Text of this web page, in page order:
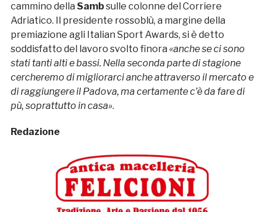
cammino della Sambsulle colonne del Corriere
Adriatico. Il presidente rossoblù, a margine della
premiazione agli Italian Sport Awards, si è detto
soddisfatto del lavoro svolto finora «anche se ci sono
stati tanti alti e bassi. Nella seconda parte di stagione
cercheremo di migliorarci anche attraverso il mercato e
di raggiungere il Padova, ma certamente c’è da fare di
pù, soprattutto in casa».
Redazione